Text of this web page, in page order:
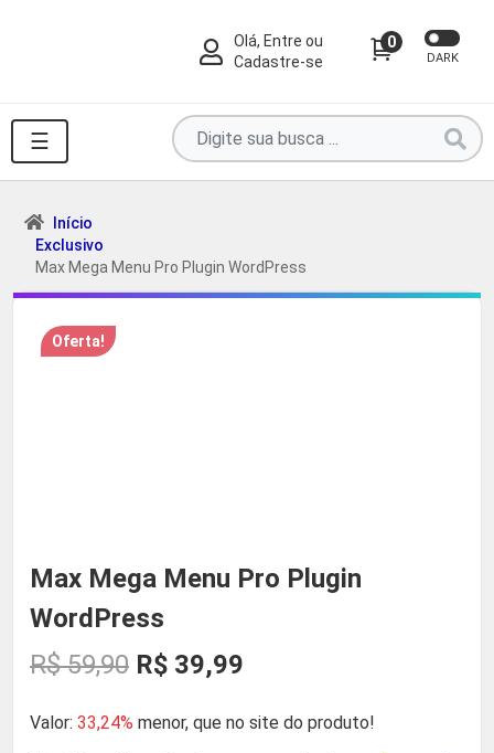
Olá, Entre ou
Cadastre-se
0
DARK
☰
Pesquise
por
produtos
Início
Exclusivo
Max Mega Menu Pro Plugin WordPress
Oferta!
Max Mega Menu Pro Plugin
WordPress
R$59,90 O
p
R$ 39,99
p
Valor: 33,24% menor, que no site do produto!